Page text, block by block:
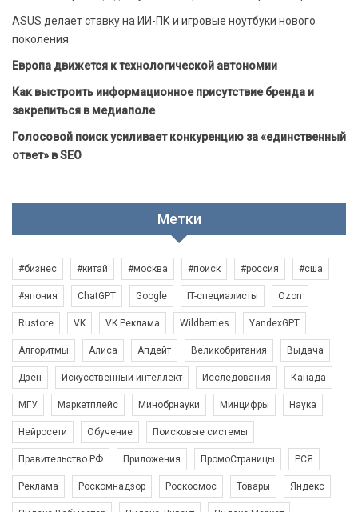
ASUS делает ставку на ИИ-ПК и игровые ноутбуки нового
поколения
Европа движется к технологической автономии
Как выстроить информационное присутствие бренда и
закрепиться в медиаполе
Голосовой поиск усиливает конкуренцию за «единственный
ответ» в SEO
Метки
#бизнес #китай #москва #поиск #россия #сша
#япония ChatGPT Google IT-специалисты Ozon
Rustore VK VK Реклама Wildberries YandexGPT
Алгоритмы Алиса Апдейт Великобритания Выдача
Дзен Искусственный интеллект Исследования Канада
МГУ Маркетплейс Минобрнауки Минцифры Наука
Нейросети Обучение Поисковые системы
Правительство РФ Приложения ПромоСтраницы РСЯ
Реклама Роскомнадзор Роскосмос Товары Яндекс